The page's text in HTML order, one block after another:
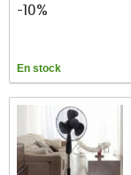
-10%
En stock